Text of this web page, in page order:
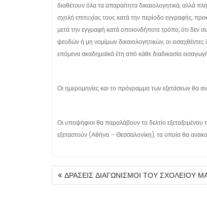
διαθέτουν όλα τα απαραίτητα δικαιολογητικά, αλλά
σχολή επιτυχίας τους κατά την περίοδο εγγραφής,
μετά την εγγραφή κατά οποιονδήποτε τρόπο, ότι δεν
ψευδών ή μη νομίμων δικαιολογητικών, οι
επόμενα ακαδημαϊκά έτη από κάθε διαδικασία
Οι ημερομηνίες και το πρόγραμμα των εξετάσεων θα
Οι υποψήφιοι θα παραλάβουν το δελτίο
εξεταστούν (Αθήνα – Θεσσαλονίκη), τα οποία θα
ΠΛΟΉΓΗΣΗ
ΆΡΘΡΩΝ
ΔΡΑΣΕΙΣ ΔΙΑΓΩΝΙΣΜΟΙ ΤΟΥ ΣΧΟΛΕΙΟΥ